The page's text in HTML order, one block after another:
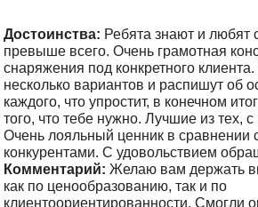
Достоинства: Ребята знают и любят
превыше всего. Очень грамотная
снаряжения под конкретного
несколько вариантов и распишут об
каждого, что упростит, в конечном
того, что тебе нужно. Лучшие из тех,
Очень лояльный ценник в сравнении
конкурентами. С удовольствием
Комментарий: Желаю вам держать
как по ценообразованию, так и по
клиентоориентированности. Смогли